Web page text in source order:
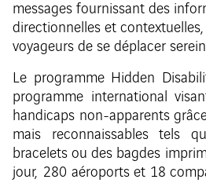
messages fournissant des
directionnelles et
voyageurs de se déplacer
Le programme Hidden
programme international
handicaps non-apparents
mais reconnaissables tels
bracelets ou des bagdes
jour, 280 aéroports et 18